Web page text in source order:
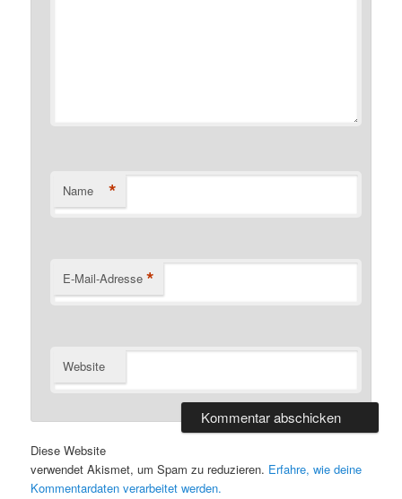
Name *
E-Mail-Adresse *
Website
Diese Website
verwendet Akismet, um Spam zu reduzieren. Erfahre, wie deine
Kommentardaten verarbeitet werden.